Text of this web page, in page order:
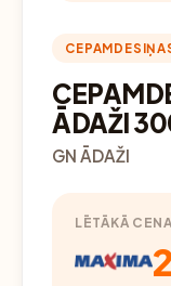
ĀDAŽI
GN ĀDAŽI
LĒTĀKĀ